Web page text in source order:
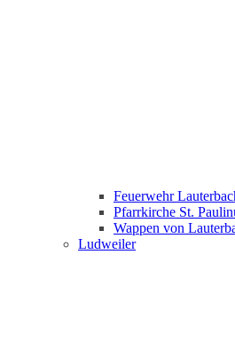
Feuerwehr
Pfarrkirche St.
Wappen von
Ludweiler